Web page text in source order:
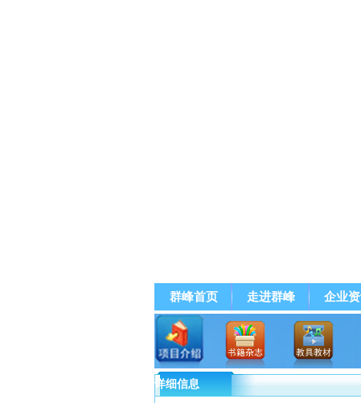
群峰首页 走进群峰 企业
群峰直播
详细信息